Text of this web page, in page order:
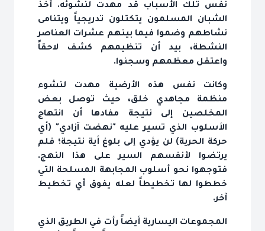
نفس تلك الأسباب قد مهدت لنشوئه. أخذ
الشبان المسلمون يتكتلون تدريجياً ويتنامى
نشاطهم وضموا فيما بينهم عشرات العناصر
النشطة، بيد أن تنظيمهم كشف لاحقاً
واعتقل معظمهم وسجنوا.
وكانت نفس هذه الأرضية مهدت لنشوء
منظمة مجاهدي خلق، حيث توصل بعض
المخلصين إلى نتيجة مفادها أن انتهاج
الأسلوب الذي تسير عليه "نهضت آزادي" (أي
حركة الحرية) لن يؤدي إلى بلوغ أية نتيجة؛ فلم
يرتضوا لأنفسهم السير على هذا النهج.
فتوجهوا نحو أسلوب المجابهة المسلحة التي
خططوا لها تخطيطاً لعله يفوق أي تخطيط
آخر.
المجموعات اليسارية أيضاً رأت في الطريق الذي